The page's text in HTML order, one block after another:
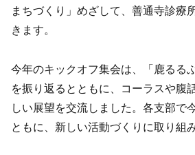
まちづくり」めざして、善通寺診療
きます。
今年のキックオフ集会は、「鹿るる
を振り返るとともに、コーラスや腹
しい展望を交流しました。各支部で
ともに、新しい活動づくりに取り組